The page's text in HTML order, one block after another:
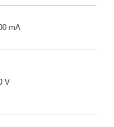
mA
V